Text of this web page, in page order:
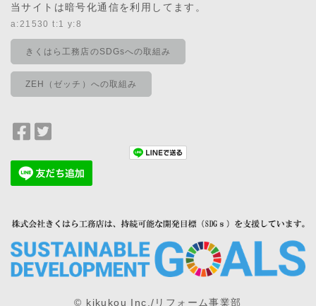
当サイトは暗号化通信を利用してます。
a:21530 t:1 y:8
きくはら工務店のSDGsへの取組み
ZEH（ゼッチ）への取組み
Facebook
シ
ェ
シ
ェ
© kikukou Inc./リフォーム事業部